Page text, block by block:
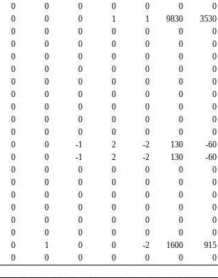
0 0 0 0 0 0 0
0 0 0 1 1 9830 3530
0 0 0 0 0 0 0
0 0 0 0 0 0 0
0 0 0 0 0 0 0
0 0 0 0 0 0 0
0 0 0 0 0 0 0
0 0 0 0 0 0 0
0 0 0 0 0 0 0
0 0 0 0 0 0 0
0 0 0 0 0 0 0
0 0 -1 2 -2 130 -60
0 0 -1 2 -2 130 -60
0 0 0 0 0 0 0
0 0 0 0 0 0 0
0 0 0 0 0 0 0
0 0 0 0 0 0 0
0 0 0 0 0 0 0
0 0 0 0 0 0 0
0 1 0 0 -2 1600 915
0 0 0 0 0 0 0